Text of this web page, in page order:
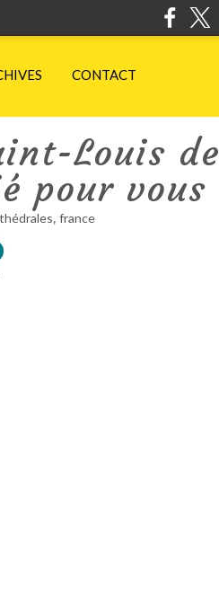
CONTACT
Louis de
pour vous
, france